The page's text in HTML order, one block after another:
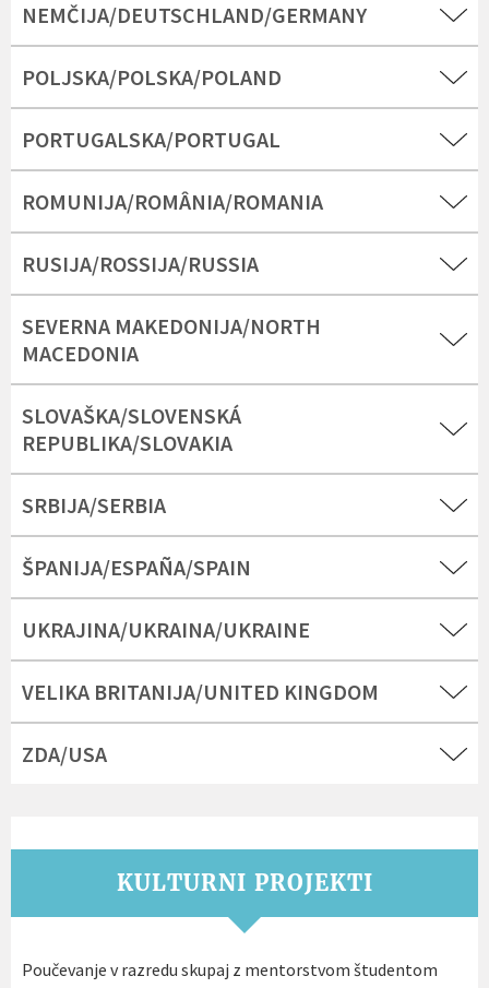
NEMČIJA/DEUTSCHLAND/GERMANY
POLJSKA/POLSKA/POLAND
PORTUGALSKA/PORTUGAL
ROMUNIJA/ROMÂNIA/ROMANIA
RUSIJA/ROSSIJA/RUSSIA
SEVERNA MAKEDONIJA/NORTH
MACEDONIA
SLOVAŠKA/SLOVENSKÁ
REPUBLIKA/SLOVAKIA
SRBIJA/SERBIA
ŠPANIJA/ESPAÑA/SPAIN
UKRAJINA/UKRAINA/UKRAINE
VELIKA BRITANIJA/UNITED KINGDOM
ZDA/USA
KULTURNI PROJEKTI
Poučevanje v razredu skupaj z mentorstvom študentom